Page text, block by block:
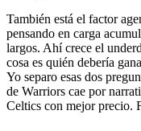
También está el factor
pensando en carga
largos. Ahí crece el
cosa es quién debería
Yo separo esas dos
de Warriors cae por
Celtics con mejor precio.